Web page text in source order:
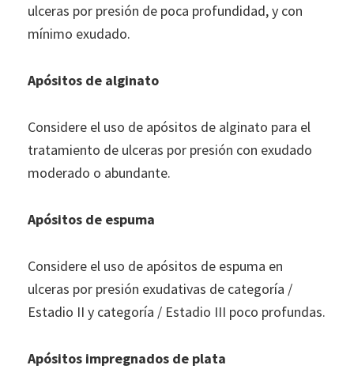
ulceras por presión de poca profundidad, y con
mínimo exudado.
Apósitos de alginato
Considere el uso de apósitos de alginato para el
tratamiento de ulceras por presión con exudado
moderado o abundante.
Apósitos de espuma
Considere el uso de apósitos de espuma en
ulceras por presión exudativas de categoría /
Estadio II y categoría / Estadio III poco profundas.
Apósitos impregnados de plata